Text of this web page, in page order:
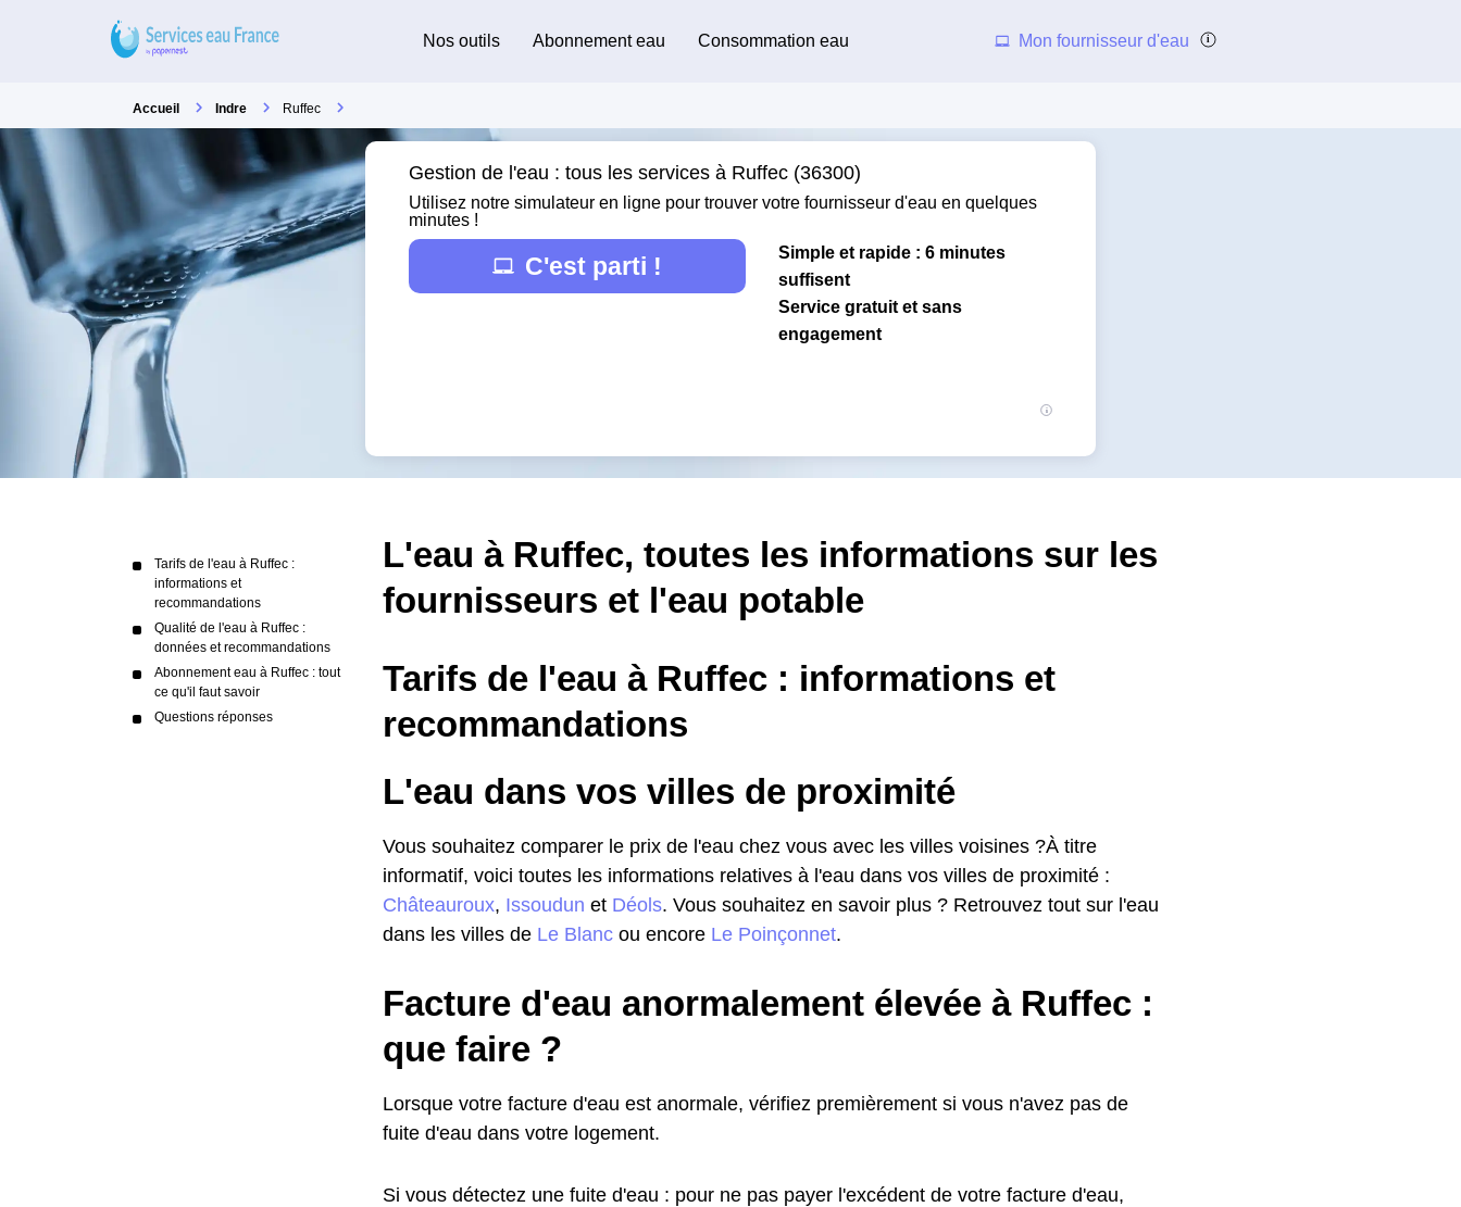
Nos outils Abonnement eau Consommation eau Mon fournisseur d'eau
Accueil Indre Ruffec
Gestion de l'eau : tous les services à Ruffec (36300)
Utilisez notre simulateur en ligne pour trouver votre fournisseur d'eau en quelques
minutes !
C'est parti !
Simple et rapide : 6 minutes
suffisent
Service gratuit et sans
engagement
Tarifs de l'eau à Ruffec :
informations et
recommandations
Qualité de l'eau à Ruffec :
données et recommandations
Abonnement eau à Ruffec : tout
ce qu'il faut savoir
Questions réponses
L'eau à Ruffec, toutes les informations sur les
fournisseurs et l'eau potable
Tarifs de l'eau à Ruffec : informations et
recommandations
L'eau dans vos villes de proximité
Vous souhaitez comparer le prix de l'eau chez vous avec les villes voisines ?À titre
informatif, voici toutes les informations relatives à l'eau dans vos villes de proximité :
Châteauroux, Issoudun et Déols. Vous souhaitez en savoir plus ? Retrouvez tout sur l'eau
dans les villes de Le Blanc ou encore Le Poinçonnet.
Facture d'eau anormalement élevée à Ruffec :
que faire ?
Lorsque votre facture d'eau est anormale, vérifiez premièrement si vous n'avez pas de
fuite d'eau dans votre logement.
Si vous détectez une fuite d'eau : pour ne pas payer l'excédent de votre facture d'eau,